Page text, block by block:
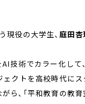
現役の大学生、 庭田杏
技術でカラー化して
ェクトを高校時代にス
ら、「平和教育の教育